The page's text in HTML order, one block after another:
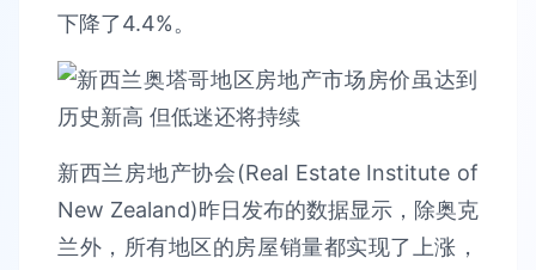
下降了4.4%。
新西兰房地产协会(Real Estate Institute of
New Zealand)昨日发布的数据显示，除奥克
兰外，所有地区的房屋销量都实现了上涨，